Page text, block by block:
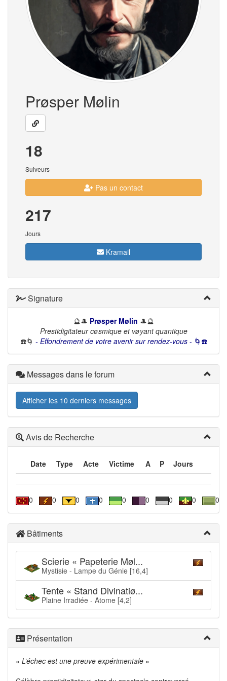
Prøsper Mølin
18
Suiveurs
Pas un contact
217
Jours
Kramail
Signature
🔮🎩 Prøsper Mølin 🎩🔮
Prestidigitateur cøsmique et vøyant quantique
☎️🌀 - Effondrement de votre avenir sur rendez-vous- 🌀☎️
Messages dans le forum
Afficher les 10 derniers messages
Avis de Recherche
Date Type Acte Victime A P Jours
0 0 0 0 0 0 0 0 0
Bâtiments
Scierie « Papeterie Møl...
Mystisie - Lampe du Génie [16,4]
Tente « Stand Divinatiø...
Plaine Irradiée - Atome [4,2]
Présentation
« L’échec est une preuve expérimentale »